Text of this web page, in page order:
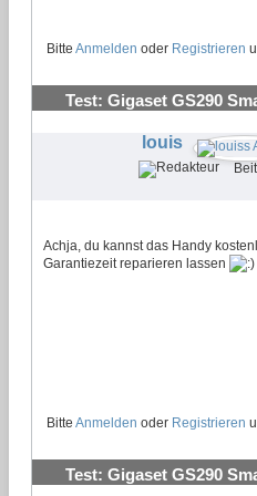
Bitte Anmelden oder Registrieren
Test: Gigaset GS290
louis
Achja, du kannst das Handy
Garantiezeit reparieren lassen
Bitte Anmelden oder Registrieren
Test: Gigaset GS290